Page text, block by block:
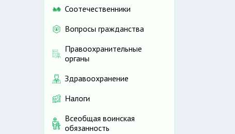
Соотечественники
Вопросы гражданства
Правоохранительные
органы
Здравоохранение
Налоги
Всеобщая воинская
обязанность